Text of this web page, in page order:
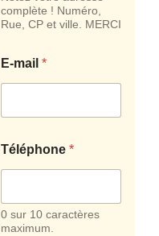
complète ! Numéro,
Rue, CP et ville. MERCI
E
-
l
*
E-mail *
Téléphone *
0 sur 10 caractères
maximum.